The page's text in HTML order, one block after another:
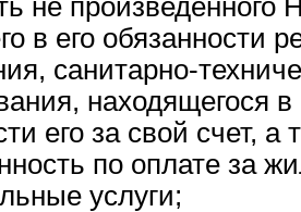
в его обязанности
санитарно-
находящегося
его за свой счет, а
по оплате за
услуги;